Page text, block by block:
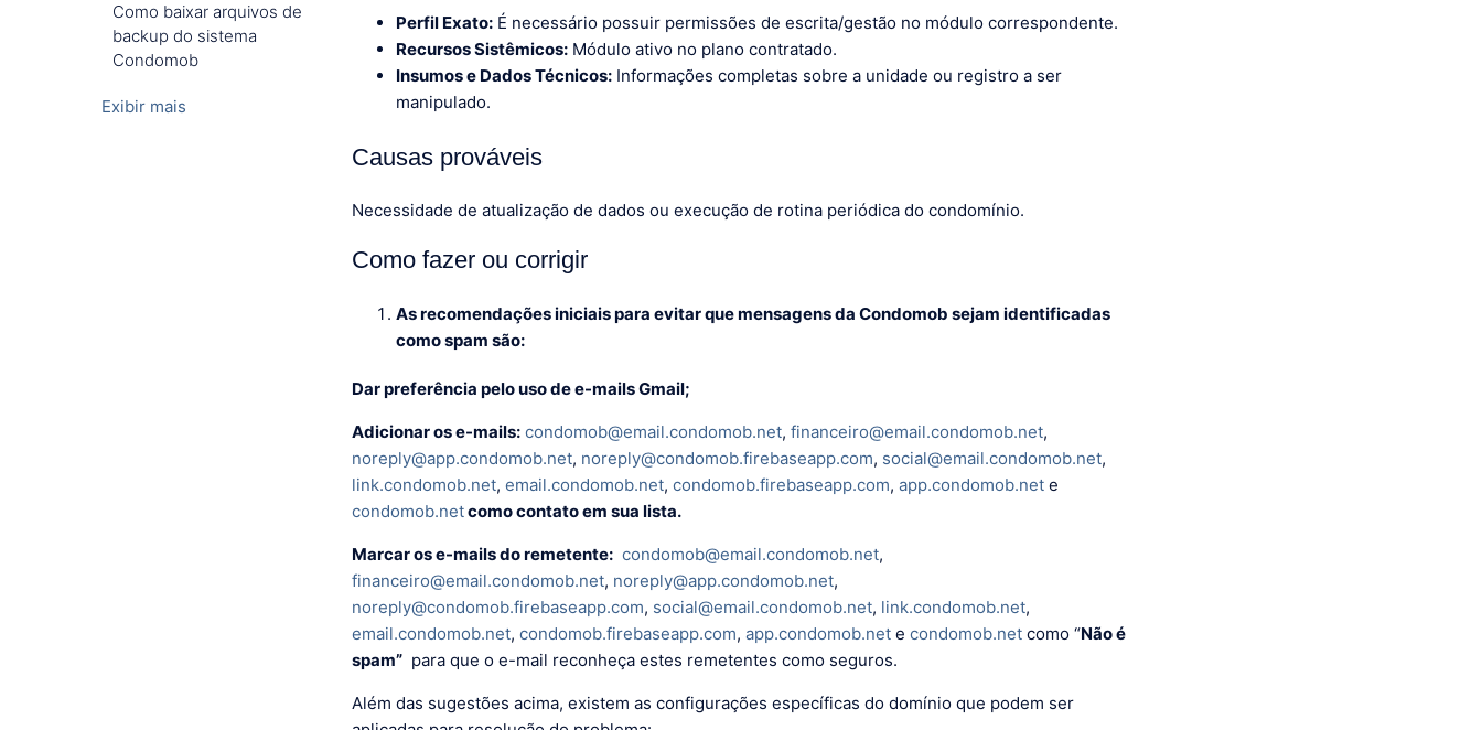
Como baixar arquivos de
backup do sistema
Condomob
Exibir mais
Perfil Exato: É necessário possuir permissões de escrita/gestão no módulo correspondente.
Recursos Sistêmicos: Módulo ativo no plano contratado.
Insumos e Dados Técnicos: Informações completas sobre a unidade ou registro a ser
manipulado.
Causas prováveis
Necessidade de atualização de dados ou execução de rotina periódica do condomínio.
Como fazer ou corrigir
As recomendações iniciais para evitar que mensagens da Condomob sejam identificadas
como spam são:
Dar preferência pelo uso de e-mails Gmail;
Adicionar os e-mails: condomob@email.condomob.net,financeiro@email.condomob.net,
noreply@app.condomob.net, noreply@condomob.firebaseapp.com, social@email.condomob.net,
link.condomob.net,email.condomob.net,condomob.firebaseapp.com,app.condomob.net e
condomob.netcomo contato em sua lista.
Marcar os e-mails do remetente: condomob@email.condomob.net,
financeiro@email.condomob.net, noreply@app.condomob.net,
noreply@condomob.firebaseapp.com, social@email.condomob.net, link.condomob.net,
email.condomob.net,condomob.firebaseapp.com,app.condomob.net econdomob.net como “Não é
spam” para que o e-mail reconheça estes remetentes como seguros.
Além das sugestões acima, existem as configurações específicas do domínio que podem ser